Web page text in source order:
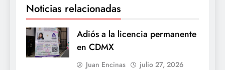
Noticias relacionadas
Adiós a la licencia permanente
en CDMX
Juan Encinas julio 27, 2026